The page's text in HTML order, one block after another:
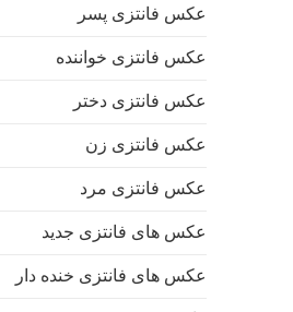
عکس فانتزی پسر
عکس فانتزی خواننده
عکس فانتزی دختر
عکس فانتزی زن
عکس فانتزی مرد
عکس های فانتزی جدید
عکس های فانتزی خنده دار